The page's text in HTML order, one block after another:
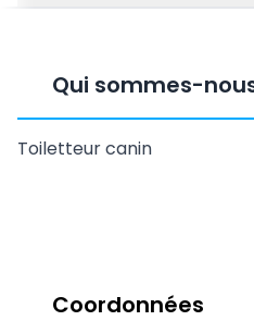
Qui sommes-
Toiletteur canin
Coordonnées